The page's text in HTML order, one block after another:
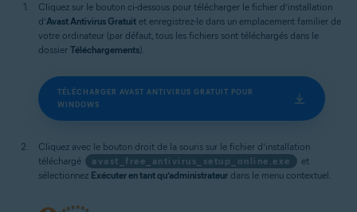
avec mise à jour cumulative de commodité (32/64 bits)
Cliquez sur le bouton ci-dessous pour télécharger le fichier d’installation
d’Avast Antivirus Gratuit et enregistrez-le dans un emplacement familier de
votre ordinateur (par défaut, tous les fichiers sont téléchargés dans le
dossier Téléchargements).
TÉLÉCHARGER AVAST ANTIVIRUS GRATUIT POUR
WINDOWS
Cliquez avec le bouton droit de la souris sur le fichier d’installation
téléchargé
avast_free_antivirus_setup_online.exe
et
sélectionnez Exécuter en tant qu’administrateur dans le menu contextuel.